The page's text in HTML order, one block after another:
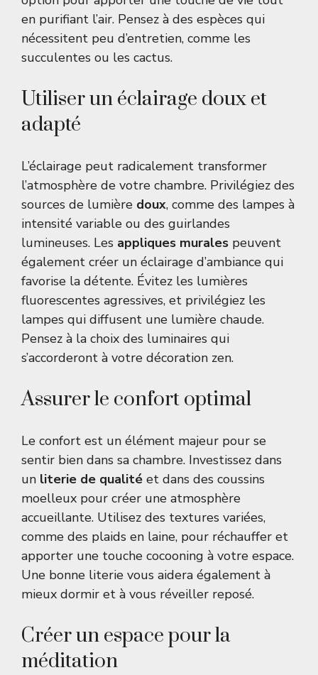
en purifiant l’air. Pensez à des espèces qui
nécessitent peu d’entretien, comme les
succulentes ou les cactus.
Utiliser un éclairage doux et
adapté
L’éclairage peut radicalement transformer
l’atmosphère de votre chambre. Privilégiez des
sources de lumière doux, comme des lampes à
intensité variable ou des guirlandes
lumineuses. Les appliques murales peuvent
également créer un éclairage d’ambiance qui
favorise la détente. Évitez les lumières
fluorescentes agressives, et privilégiez les
lampes qui diffusent une lumière chaude.
Pensez à la choix des luminaires qui
s’accorderont à votre décoration zen.
Assurer le confort optimal
Le confort est un élément majeur pour se
sentir bien dans sa chambre. Investissez dans
un literie de qualité et dans des coussins
moelleux pour créer une atmosphère
accueillante. Utilisez des textures variées,
comme des plaids en laine, pour réchauffer et
apporter une touche cocooning à votre espace.
Une bonne literie vous aidera également à
mieux dormir et à vous réveiller reposé.
Créer un espace pour la
méditation